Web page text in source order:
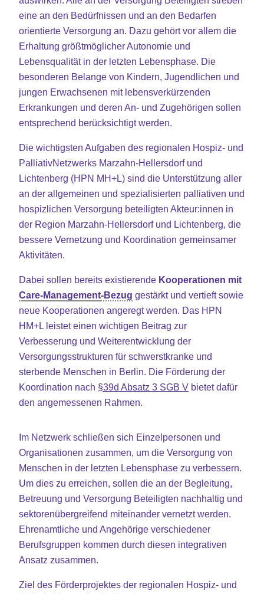
eine an den Bedürfnissen und an den Bedarfen
orientierte Versorgung an. Dazu gehört vor allem die
Erhaltung größtmöglicher Autonomie und
Lebensqualität in der letzten Lebensphase. Die
besonderen Belange von Kindern, Jugendlichen und
jungen Erwachsenen mit lebensverkürzenden
Erkrankungen und deren An- und Zugehörigen sollen
entsprechend berücksichtigt werden.
Die wichtigsten Aufgaben des regionalen Hospiz- und
PalliativNetzwerks Marzahn-Hellersdorf und
Lichtenberg (HPN MH+L) sind die Unterstützung aller
an der allgemeinen und spezialisierten palliativen und
hospizlichen Versorgung beteiligten Akteur:innen in
der Region Marzahn-Hellersdorf und Lichtenberg, die
bessere Vernetzung und Koordination gemeinsamer
Aktivitäten.
Dabei sollen bereits existierende Kooperationen mit
Care-Management-Bezug gestärkt und vertieft sowie
neue Kooperationen angeregt werden. Das HPN
HM+L leistet einen wichtigen Beitrag zur
Verbesserung und Weiterentwicklung der
Versorgungsstrukturen für schwerstkranke und
sterbende Menschen in Berlin. Die Förderung der
Koordination nach §39d Absatz 3 SGB V bietet dafür
den angemessenen Rahmen.
Im Netzwerk schließen sich Einzelpersonen und
Organisationen zusammen, um die Versorgung von
Menschen in der letzten Lebensphase zu verbessern.
Um dies zu erreichen, sollen die an der Begleitung,
Betreuung und Versorgung Beteiligten nachhaltig und
sektorenübergreifend miteinander vernetzt werden.
Ehrenamtliche und Angehörige verschiedener
Berufsgruppen kommen durch diesen integrativen
Ansatz zusammen.
Ziel des Förderprojektes der regionalen Hospiz- und